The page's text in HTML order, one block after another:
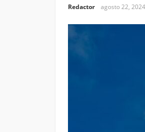
Redactor agosto 22, 2024